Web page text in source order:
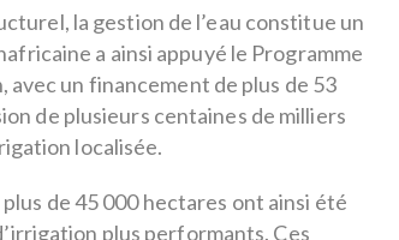
la gestion de l’eau constitue un
a ainsi appuyé le Programme
avec un financement de plus de 53
de plusieurs centaines de milliers
localisée.
de 45 000 hectares ont ainsi été
plus performants. Ces